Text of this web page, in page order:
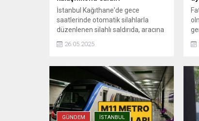
İstanbul Kağıthane'de gece
saatlerinde otomatik silahlarla
düzenlenen silahlı saldırıda, aracına
ateş açılan Ümit Engin şans eseri
yara almadan kurtuldu. Saldırı anı
26.05.2025
GÜNDEM İSTANBUL